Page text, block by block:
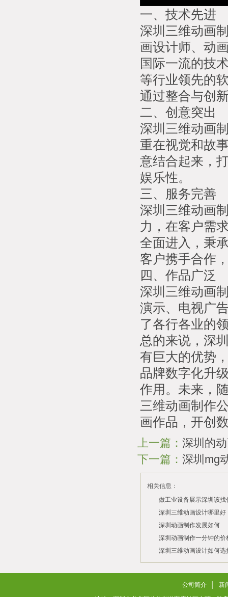
一、技术先进
深圳三维动画
画设计师、动
国际一流的技
等行业领先的
通过整合与创
二、创意突出
深圳三维动画
重在视觉和故
意结合起来，
娱乐性。
三、服务完善
深圳三维动画
力，在客户需
全面进入，秉
客户携手合作
四、作品广泛
深圳三维动画
演示、电视广
了各行各业的
总的来说，深
有巨大的优势
品牌数字化升
作用。未来，
三维动画制作
画作品，开创
上一篇： 深圳的
下一篇： 深圳mg
相关信息：
做工业设备展示深圳该
司？
2026/07/21
深圳三维动画设计哪里好
2026/03/10
深圳动画制作发展如何
2026/03/03
深圳动画制作一分钟的价
2026/02/28
深圳三维动画设计如何选
2026/02/02
公司简介
新